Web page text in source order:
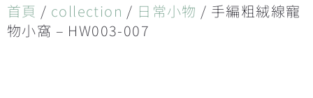
首頁 / collection / 日常小物 / 手編粗絨線寵
物小窩 – HW003-007